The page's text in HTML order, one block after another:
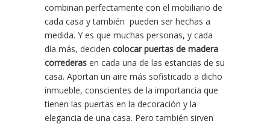
combinan perfectamente con el mobiliario de
cada casa y también pueden ser hechas a
medida. Y es que muchas personas, y cada
día más, deciden colocar puertas de madera
correderas en cada una de las estancias de su
casa. Aportan un aire más sofisticado a dicho
inmueble, conscientes de la importancia que
tienen las puertas en la decoración y la
elegancia de una casa. Pero también sirven